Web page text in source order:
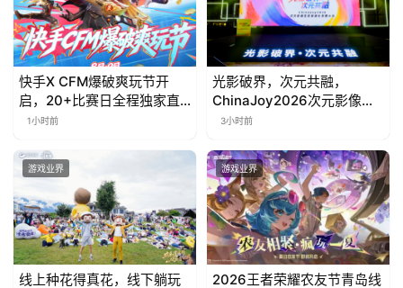
快手X CFM爆破爽玩节开
启，20+比赛日全程独家直
播
1小时前
光影破界，次元共融，
ChinaJoy2026次元影像生
态标准化发展大会盛大召开
3小时前
游戏业界
线上种花得真花，线下躺玩
游戏业界
2026王者荣耀农友节青岛线